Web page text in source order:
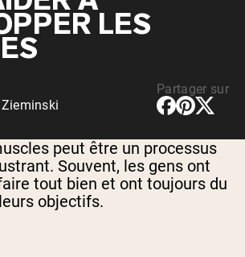
Shop All Protéines Véganes
LES
Partager sur
peut être un processus
Souvent, les gens ont
tout bien et ont toujours du
objectifs.